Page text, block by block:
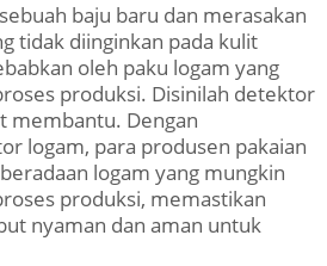
baju baru dan merasakan
tidak diinginkan pada kulit
oleh paku logam yang
produksi. Disinilah detektor
membantu. Dengan
logam, para produsen pakaian
logam yang mungkin
produksi, memastikan
nyaman dan aman untuk